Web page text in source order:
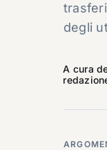
degli
A cura